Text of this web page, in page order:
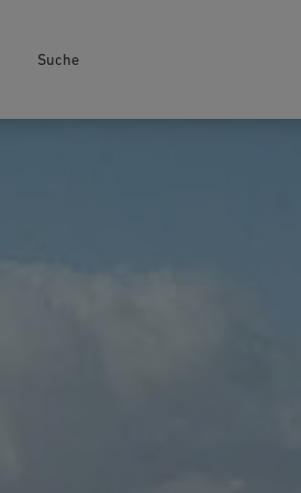
Suche